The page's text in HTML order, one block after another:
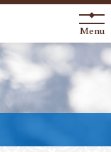
Menu